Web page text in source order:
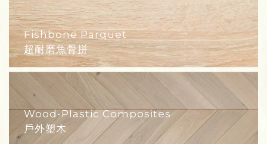
Fishbone Parquet
超耐磨魚骨拼
Wood-Plastic Composites
戶外塑木